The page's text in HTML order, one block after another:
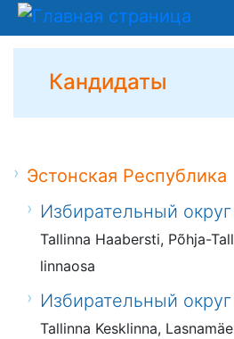
Кандидаты
Эстонская Республика
Избирательный
Tallinna Haabersti, Põhja-
linnaosa
Избирательный
Tallinna Kesklinna,